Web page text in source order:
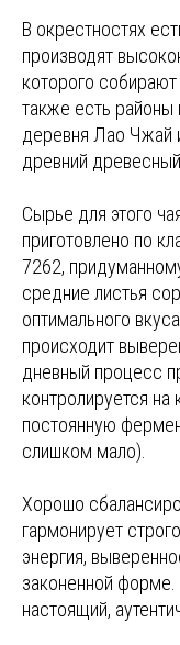
В окрестностях
производят
которого
также есть районы
деревня Лао Чжай
древний
Сырье для этого
приготовлено по
7262,
средние листья
оптимального
происходит
дневный процесс
контролируется
постоянную
слишком мало).
Хорошо
гармонирует
энергия,
законенной
настоящий,